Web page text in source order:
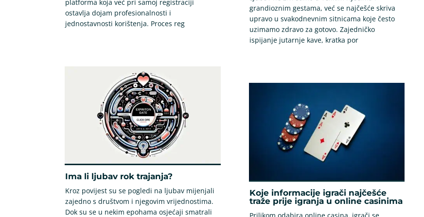
platforma koja već pri samoj registraciji
ostavlja dojam profesionalnosti i
jednostavnosti korištenja. Proces reg
Ima li ljubav rok trajanja?
Kroz povijest su se pogledi na ljubav mijenjali
zajedno s društvom i njegovim vrijednostima.
Dok su se u nekim epohama osjećaji smatrali
grandioznim gestama, već se najčešće skriva
upravo u svakodnevnim sitnicama koje često
uzimamo zdravo za gotovo. Zajedničko
ispijanje jutarnje kave, kratka por
Koje informacije igrači najčešće
traže prije igranja u online casinima
Prilikom odabira online casina, igrači se